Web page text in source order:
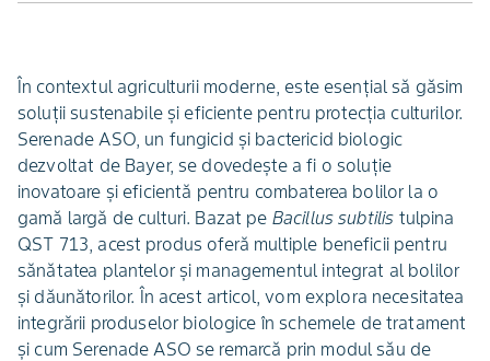
În contextul agriculturii moderne, este esențial să găsim
soluții sustenabile și eficiente pentru protecția culturilor.
Serenade ASO, un fungicid și bactericid biologic
dezvoltat de Bayer, se dovedește a fi o soluție
inovatoare și eficientă pentru combaterea bolilor la o
gamă largă de culturi. Bazat pe Bacillus subtilis tulpina
QST 713, acest produs oferă multiple beneficii pentru
sănătatea plantelor și managementul integrat al bolilor
și dăunătorilor. În acest articol, vom explora necesitatea
integrării produselor biologice în schemele de tratament
și cum Serenade ASO se remarcă prin modul său de